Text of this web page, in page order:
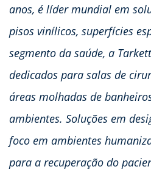
anos, é líder mundial em
pisos vinílicos, superfícies
segmento da saúde, a
dedicados para salas de
áreas molhadas de
ambientes. Soluções em
foco em ambientes
para a recuperação do